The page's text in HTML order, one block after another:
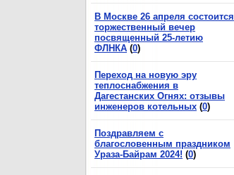
В Москве 26 апреля состоится
торжественный вечер
посвященный 25-летию
ФЛНКА (0)
Переход на новую эру
теплоснабжения в
Дагестанских Огнях: отзывы
инженеров котельных (0)
Поздравляем с
благословенным праздником
Ураза-Байрам 2024! (0)